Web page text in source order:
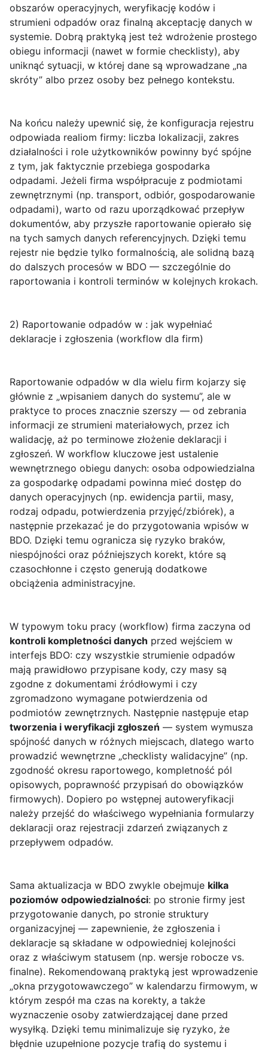
obszarów operacyjnych, weryfikację kodów i
strumieni odpadów oraz finalną akceptację danych w
systemie. Dobrą praktyką jest też wdrożenie prostego
obiegu informacji (nawet w formie checklisty), aby
uniknąć sytuacji, w której dane są wprowadzane „na
skróty” albo przez osoby bez pełnego kontekstu.
Na końcu należy upewnić się, że konfiguracja rejestru
odpowiada realiom firmy: liczba lokalizacji, zakres
działalności i role użytkowników powinny być spójne
z tym, jak faktycznie przebiega gospodarka
odpadami. Jeżeli firma współpracuje z podmiotami
zewnętrznymi (np. transport, odbiór, gospodarowanie
odpadami), warto od razu uporządkować przepływ
dokumentów, aby przyszłe raportowanie opierało się
na tych samych danych referencyjnych. Dzięki temu
rejestr nie będzie tylko formalnością, ale solidną bazą
do dalszych procesów w BDO — szczególnie do
raportowania i kontroli terminów w kolejnych krokach.
2) Raportowanie odpadów w : jak wypełniać
deklaracje i zgłoszenia (workflow dla firm)
Raportowanie odpadów w dla wielu firm kojarzy się
głównie z „wpisaniem danych do systemu”, ale w
praktyce to proces znacznie szerszy — od zebrania
informacji ze strumieni materiałowych, przez ich
walidację, aż po terminowe złożenie deklaracji i
zgłoszeń. W workflow kluczowe jest ustalenie
wewnętrznego obiegu danych: osoba odpowiedzialna
za gospodarkę odpadami powinna mieć dostęp do
danych operacyjnych (np. ewidencja partii, masy,
rodzaj odpadu, potwierdzenia przyjęć/zbiórek), a
następnie przekazać je do przygotowania wpisów w
BDO. Dzięki temu ogranicza się ryzyko braków,
niespójności oraz późniejszych korekt, które są
czasochłonne i często generują dodatkowe
obciążenia administracyjne.
W typowym toku pracy (workflow) firma zaczyna od
kontroli kompletności danych przed wejściem w
interfejs BDO: czy wszystkie strumienie odpadów
mają prawidłowo przypisane kody, czy masy są
zgodne z dokumentami źródłowymi i czy
zgromadzono wymagane potwierdzenia od
podmiotów zewnętrznych. Następnie następuje etap
tworzenia i weryfikacji zgłoszeń — system wymusza
spójność danych w różnych miejscach, dlatego warto
prowadzić wewnętrzne „checklisty walidacyjne” (np.
zgodność okresu raportowego, kompletność pól
opisowych, poprawność przypisań do obowiązków
firmowych). Dopiero po wstępnej autoweryfikacji
należy przejść do właściwego wypełniania formularzy
deklaracji oraz rejestracji zdarzeń związanych z
przepływem odpadów.
Sama aktualizacja w BDO zwykle obejmuje kilka
poziomów odpowiedzialności: po stronie firmy jest
przygotowanie danych, po stronie struktury
organizacyjnej — zapewnienie, że zgłoszenia i
deklaracje są składane w odpowiedniej kolejności
oraz z właściwym statusem (np. wersje robocze vs.
finalne). Rekomendowaną praktyką jest wprowadzenie
„okna przygotowawczego” w kalendarzu firmowym, w
którym zespół ma czas na korekty, a także
wyznaczenie osoby zatwierdzającej dane przed
wysyłką. Dzięki temu minimalizuje się ryzyko, że
błędnie uzupełnione pozycje trafią do systemu i